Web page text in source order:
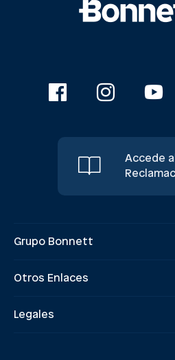
Accede
Grupo Bonnett
Otros Enlaces
Legales